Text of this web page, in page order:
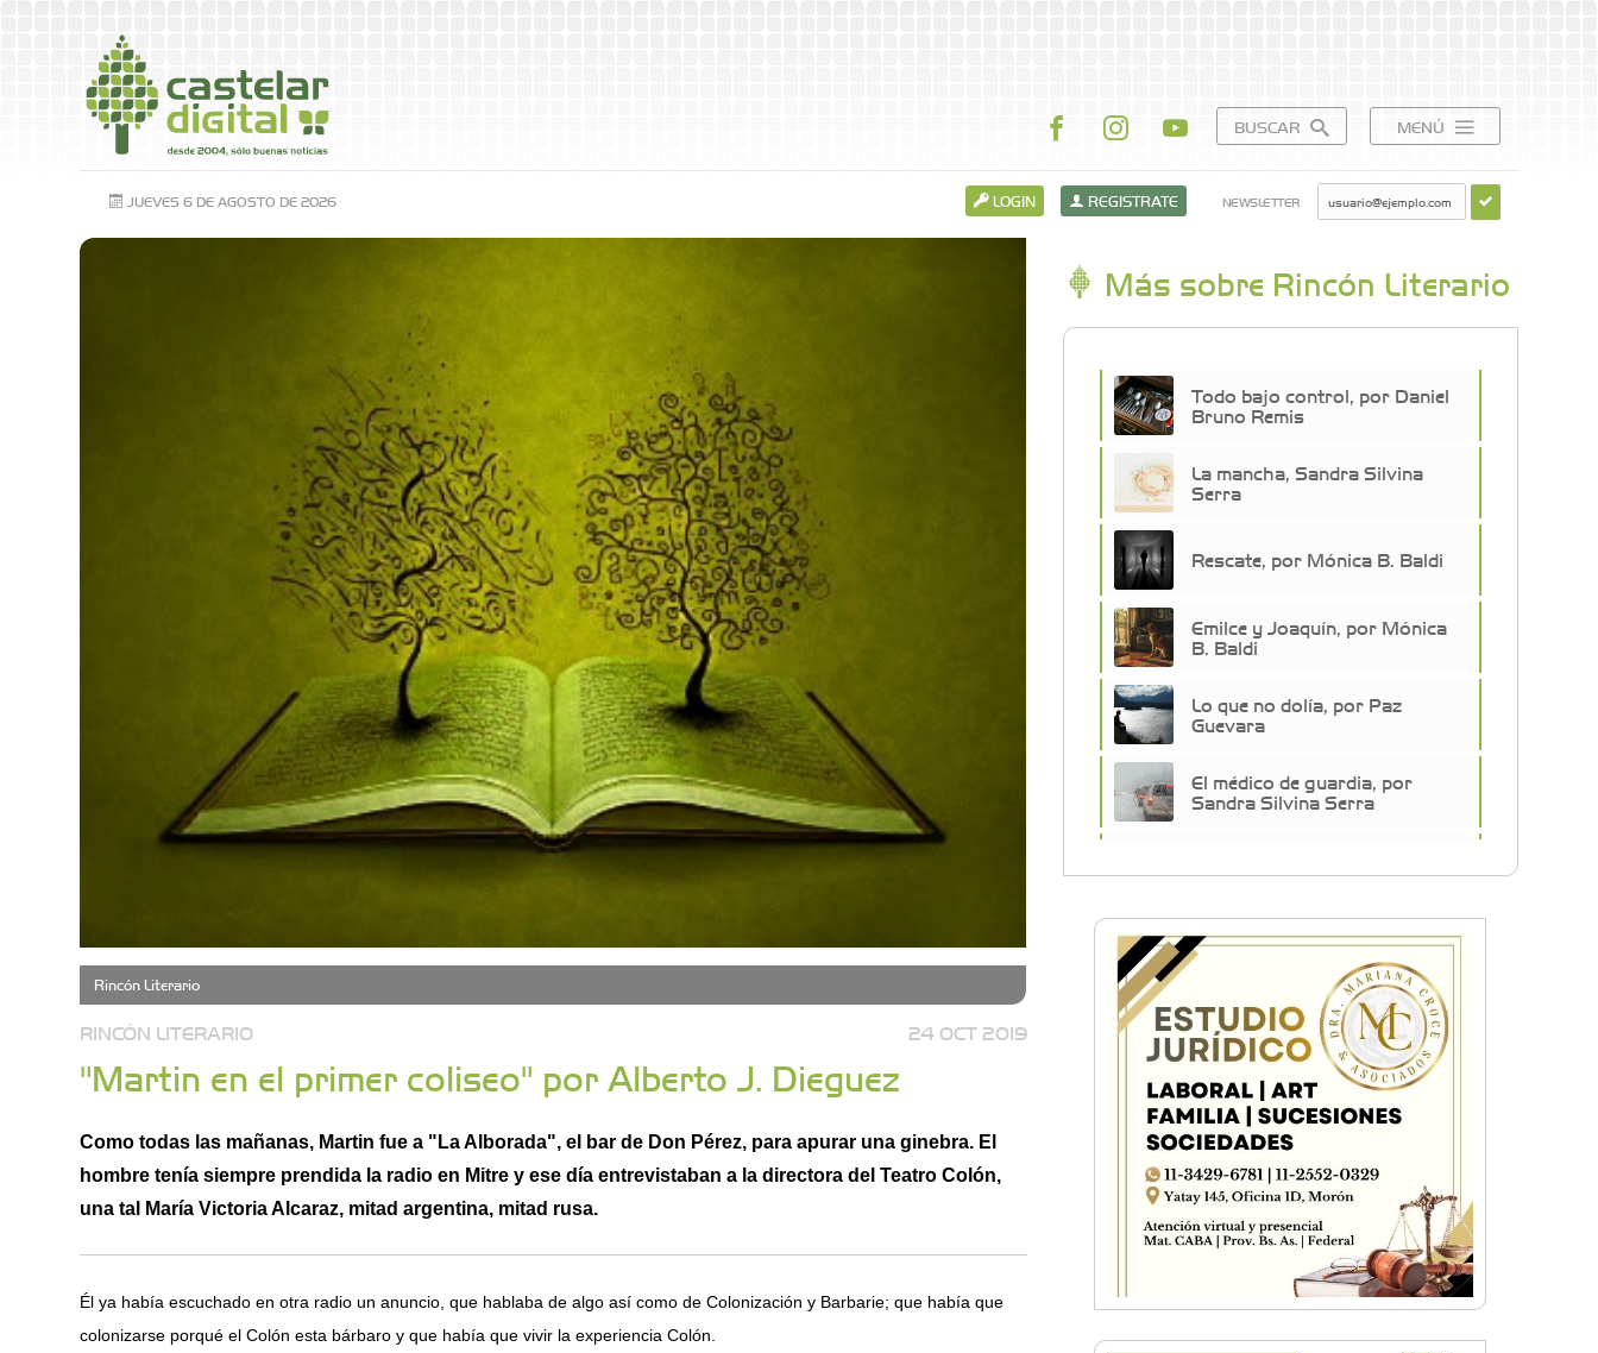
BUSCAR MENÚ
JUEVES 6 DE AGOSTO DE 2026 LOGIN REGISTRATE NEWSLETTER
Rincón Literario
RINCÓN LITERARIO 24 OCT 2019
"Martin en el primer coliseo" por Alberto J. Dieguez
Como todas las mañanas, Martin fue a "La Alborada", el bar de Don Pérez, para apurar una ginebra. El
hombre tenía siempre prendida la radio en Mitre y ese día entrevistaban a la directora del Teatro Colón,
una tal María Victoria Alcaraz, mitad argentina, mitad rusa.
Él ya había escuchado en otra radio un anuncio, que hablaba de algo así como de Colonización y Barbarie; que había que
colonizarse porqué el Colón esta bárbaro y que había que vivir la experiencia Colón.
Más sobre Rincón Literario
Todo bajo control, por Daniel
Bruno Remis
La mancha, Sandra Silvina
Serra
Rescate, por Mónica B. Baldi
Emilce y Joaquín, por Mónica
B. Baldi
Lo que no dolía, por Paz
Guevara
El médico de guardia, por
Sandra Silvina Serra
Piteo
Un gaucho judio, por Graciela
Sáez
Castelar Narco: conocé la
nueva novela de Jorge Colonna
que juega con el lado oscuro
del Oeste
Principio, de Pablo Rivas
Blanco y negro, de Juan Carlos
Piñeyro
Feliz como un niño, por Luis
Sánchez Berazategui